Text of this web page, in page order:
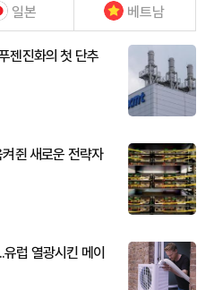
일본 베트남
젠진화의 첫 단추
쥔 새로운 전략자
럽 열광시킨 메이